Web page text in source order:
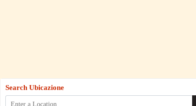
Search Ubicazione